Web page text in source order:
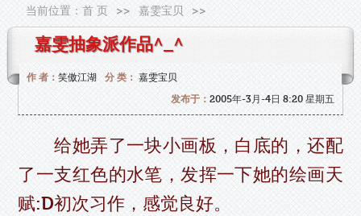
当前位置：首 页 >> 嘉雯宝贝 >>
嘉雯抽象派作品^_^
作 者：笑傲江湖 分 类： 嘉雯宝贝
发布于： 2005年-3月-4日 8:20 星期五
给她弄了一块小画板，白底的，还配
了一支红色的水笔，发挥一下她的绘画天
赋:D初次习作，感觉良好。